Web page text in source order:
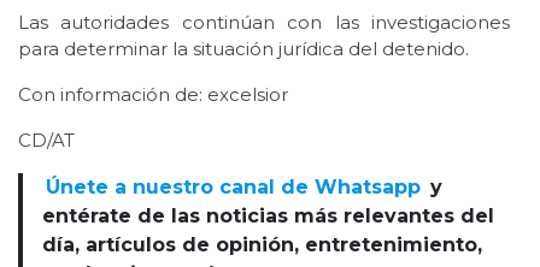
Las autoridades continúan con las investigaciones
para determinar la situación jurídica del detenido.
Con información de: excelsior
CD/AT
Únete a nuestro canal de Whatsapp y
entérate de las noticias más relevantes del
día, artículos de opinión, entretenimiento,